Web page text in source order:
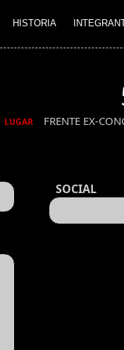
HISTORIA
LUGAR FRENTE EX-
SOCIAL